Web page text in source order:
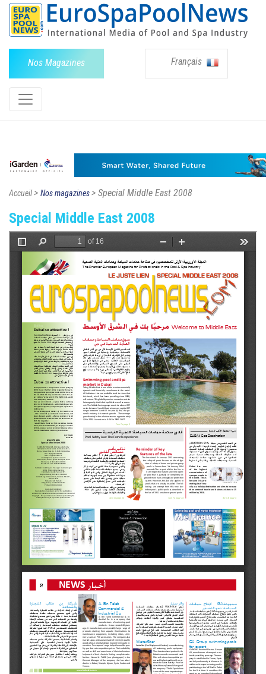
Nos Magazines Français
Accueil> Nos magazines> Special Middle East 2008
Special Middle East 2008